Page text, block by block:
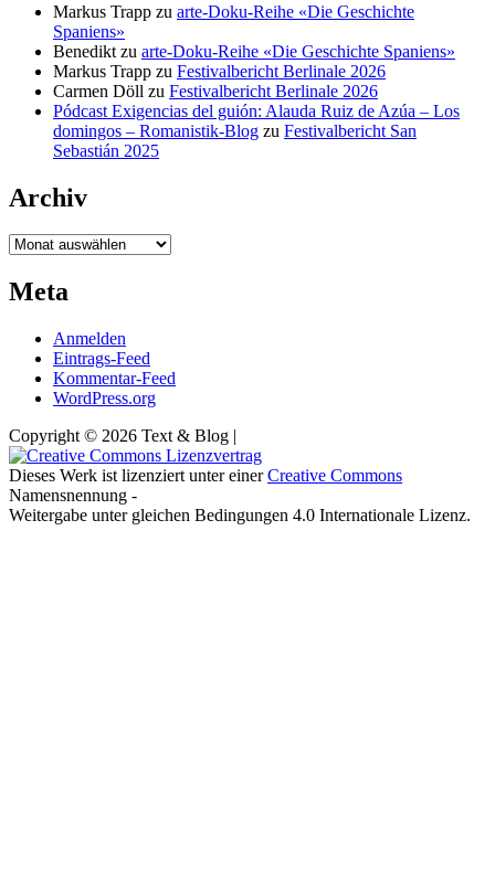
Markus Trapp zu arte-Doku-Reihe «Die Geschichte
Spaniens»
Benedikt zu arte-Doku-Reihe «Die Geschichte Spaniens»
Markus Trapp zu Festivalbericht Berlinale 2026
Carmen Döll zu Festivalbericht Berlinale 2026
Pódcast Exigencias del guión: Alauda Ruiz de Azúa – Los
domingos – Romanistik-Blog zu Festivalbericht San
Sebastián 2025
Archiv
Archiv
Meta
Anmelden
Eintrags-Feed
Kommentar-Feed
WordPress.org
Copyright © 2026 Text & Blog |
Dieses Werk ist lizenziert unter einerCreative Commons
Namensnennung -
Weitergabe unter gleichen Bedingungen 4.0 Internationale Lizenz.